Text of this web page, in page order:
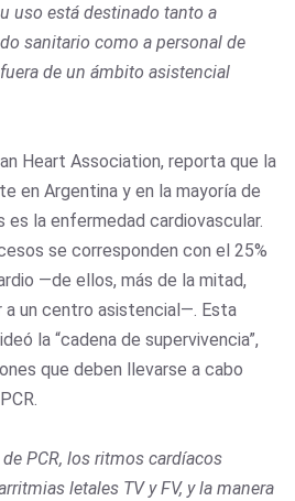
uso está destinado tanto a
sanitario como a personal de
de un ámbito asistencial
Heart Association, reporta que la
en Argentina y en la mayoría de
es la enfermedad cardiovascular.
se corresponden con el 25%
—de ellos, más de la mitad,
un centro asistencial—. Esta
la “cadena de supervivencia”,
que deben llevarse a cabo
PCR, los ritmos cardíacos
letales TV y FV, y la manera